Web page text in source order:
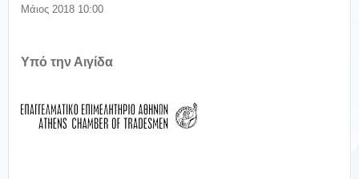
Μάιος 2018 10:00
Υπό την Αιγίδα